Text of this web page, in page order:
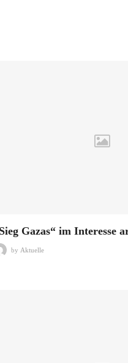
Gazas“ im Interesse
by Aktuelle